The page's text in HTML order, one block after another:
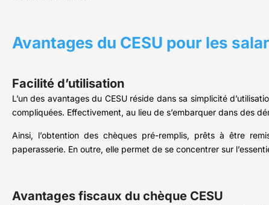
Avantages du CESU pour les
Facilité d’utilisation
L’un des avantages du CESU réside dans sa simplicité
compliquées. Effectivement, au lieu de s’embarquer dans des
Ainsi, l’obtention des chèques pré-remplis, prêts à être
paperasserie. En outre, elle permet de se concentrer sur
Avantages fiscaux du chèque CESU